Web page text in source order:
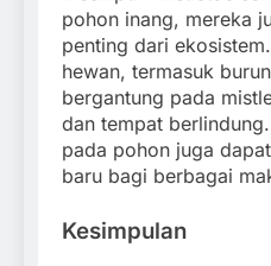
pohon inang, mereka
penting dari
hewan, termasuk
bergantung pada
dan tempat
pada pohon juga
baru bagi berbagai
Kesimpulan